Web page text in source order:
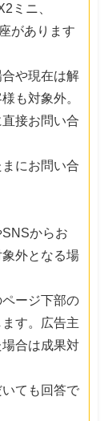
ミニ、
があります
や現在は解
も対象外。
接お問い合
にお問い合
からお
外となる場
ージ下部の
す。広告主
合は成果対
ても回答で